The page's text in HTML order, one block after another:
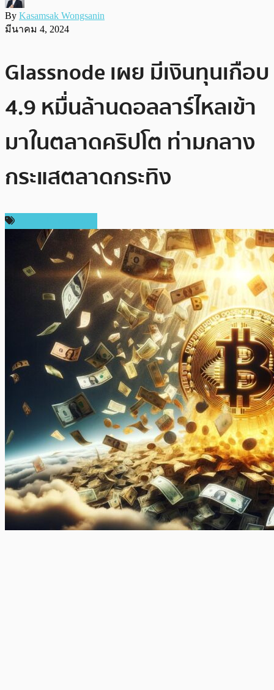
By Kasamsak Wongsanin
มีนาคม 4, 2024
Glassnode เผย มีเงินทุนเกือบ
4.9 หมื่นล้านดอลลาร์ไหลเข้า
มาในตลาดคริปโต ท่ามกลาง
กระแสตลาดกระทิง